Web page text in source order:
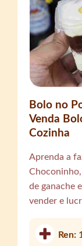
Bolo no
Venda
Cozinha
Aprenda a
de ganache
vender e
Ren: